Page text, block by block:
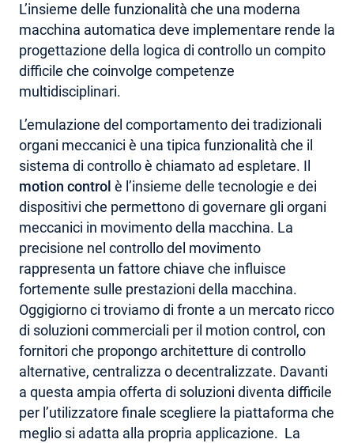
L’insieme delle funzionalità che una moderna
macchina automatica deve implementare rende la
progettazione della logica di controllo un compito
difficile che coinvolge competenze
multidisciplinari.
L’emulazione del comportamento dei tradizionali
organi meccanici è una tipica funzionalità che il
sistema di controllo è chiamato ad espletare. Il
motion control è l’insieme delle tecnologie e dei
dispositivi che permettono di governare gli organi
meccanici in movimento della macchina. La
precisione nel controllo del movimento
rappresenta un fattore chiave che influisce
fortemente sulle prestazioni della macchina.
Oggigiorno ci troviamo di fronte a un mercato ricco
di soluzioni commerciali per il motion control, con
fornitori che propongo architetture di controllo
alternative, centralizza o decentralizzate. Davanti
a questa ampia offerta di soluzioni diventa difficile
per l’utilizzatore finale scegliere la piattaforma che
meglio si adatta alla propria applicazione. La